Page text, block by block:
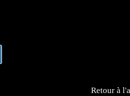
Retour à